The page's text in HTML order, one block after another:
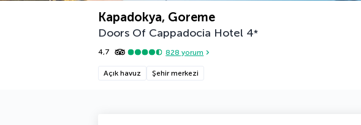
Kapadokya, Goreme
Doors Of Cappadocia Hotel 4*
4,7 828 yorum
Açık havuz Şehir merkezi